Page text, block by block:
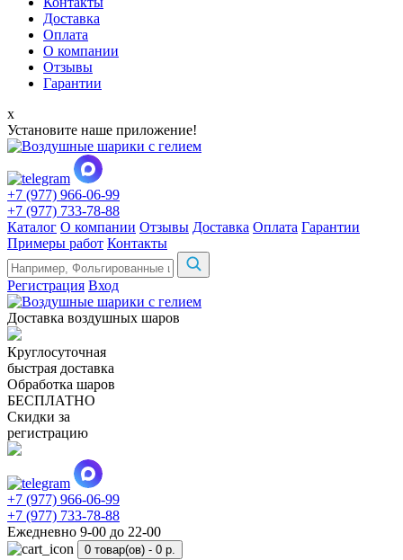
Доставка
Оплата
О компании
Отзывы
Гарантии
x
Установите наше приложение!
+7 (977) 966-06-99
+7 (977) 733-78-88
Каталог О компании Отзывы Доставка Оплата Гарантии
Примеры работ Контакты
Регистрация Вход
Доставка воздушных шаров
Круглосуточная
быстрая доставка
Обработка шаров
БЕСПЛАТНО
Скидки за
регистрацию
+7 (977) 966-06-99
+7 (977) 733-78-88
Ежедневно 9-00 до 22-00
0 товар(ов) - 0 р.